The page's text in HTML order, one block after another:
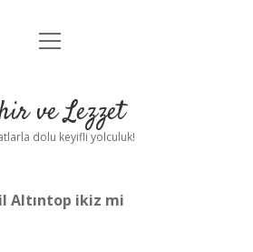
Anasayfa
Yasal Uyarı
menüyü
ve Lezzet
dolu keyifli yolculuk!
Altıntop ikiz mi